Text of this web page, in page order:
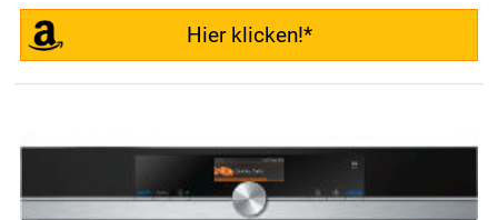
Hier klicken!*